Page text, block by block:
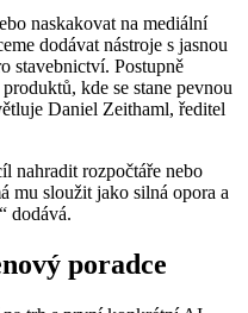
naskakovat na mediální
dodávat nástroje s jasnou
stavebnictví. Postupně
kde se stane pevnou
Daniel Zeithaml, ředitel
nahradit rozpočtáře nebo
mu sloužit jako silná opora a
dodává.
poradce